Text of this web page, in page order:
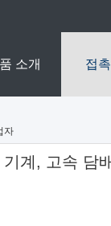
소개 접촉
자
계, 고속 담